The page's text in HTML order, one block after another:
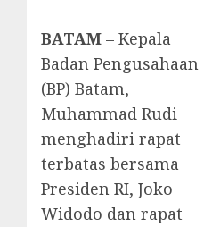
BATAM – Kepala
Badan Pengusahaan
(BP) Batam,
Muhammad Rudi
menghadiri rapat
terbatas bersama
Presiden RI, Joko
Widodo dan rapat